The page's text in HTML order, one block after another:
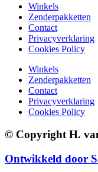
Winkels
Zenderpakketten
Contact
Privacyverklaring
Cookies Policy
Winkels
Zenderpakketten
Contact
Privacyverklaring
Cookies Policy
© Copyright H.
Ontwikkeld door